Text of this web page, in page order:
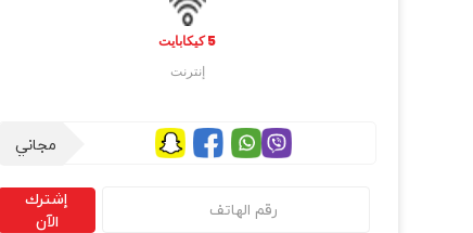
5 كيكابايت
إنترنت
مجاني
إشترك
الآن